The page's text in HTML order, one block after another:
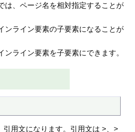
は、ページ名を相対指定することが
ンライン要素の子要素になることが
ンライン要素を子要素にできます。
引用文になります。引用文は >、>